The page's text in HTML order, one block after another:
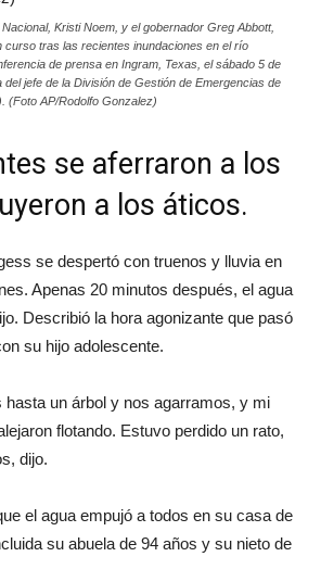
Kristi Noem, y el gobernador Greg Abbott,
curso tras las recientes inundaciones en el río
de prensa en Ingram, Texas, el sábado 5 de
del jefe de la División de Gestión de Emergencias de
(Foto AP/Rodolfo Gonzalez)
se aferraron a los
a los áticos.
se despertó con truenos y lluvia en
Apenas 20 minutos después, el agua
Describió la hora agonizante que pasó
su hijo adolescente.
hasta un árbol y nos agarramos, y mi
flotando. Estuvo perdido un rato,
dijo.
el agua empujó a todos en su casa de
su abuela de 94 años y su nieto de